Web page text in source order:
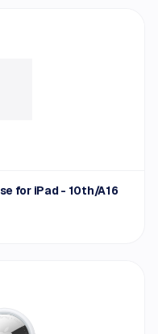
for iPad - 10th/A16